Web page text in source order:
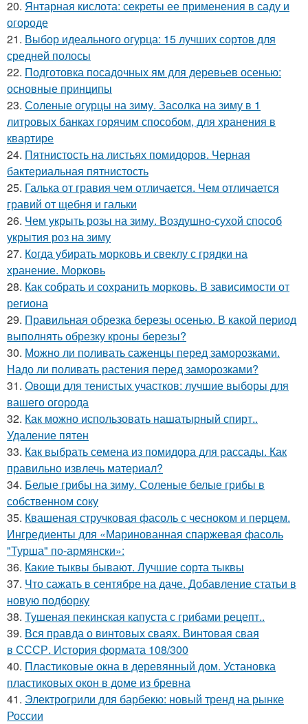
20. Янтарная кислота: секреты ее применения в саду и
огороде
21. Выбор идеального огурца: 15 лучших сортов для
средней полосы
22. Подготовка посадочных ям для деревьев осенью:
основные принципы
23. Соленые огурцы на зиму. Засолка на зиму в 1
литровых банках горячим способом, для хранения в
квартире
24. Пятнистость на листьях помидоров. Черная
бактериальная пятнистость
25. Галька от гравия чем отличается. Чем отличается
гравий от щебня и гальки
26. Чем укрыть розы на зиму. Воздушно-сухой способ
укрытия роз на зиму
27. Когда убирать морковь и свеклу с грядки на
хранение. Морковь
28. Как собрать и сохранить морковь. В зависимости от
региона
29. Правильная обрезка березы осенью. В какой период
выполнять обрезку кроны березы?
30. Можно ли поливать саженцы перед заморозками.
Надо ли поливать растения перед заморозками?
31. Овощи для тенистых участков: лучшие выборы для
вашего огорода
32. Как можно использовать нашатырный спирт..
Удаление пятен
33. Как выбрать семена из помидора для рассады. Как
правильно извлечь материал?
34. Белые грибы на зиму. Соленые белые грибы в
собственном соку
35. Квашеная стручковая фасоль с чесноком и перцем.
Ингредиенты для «Маринованная спаржевая фасоль
"Турша" по-армянски»:
36. Какие тыквы бывают. Лучшие сорта тыквы
37. Что сажать в сентябре на даче. Добавление статьи в
новую подборку
38. Тушеная пекинская капуста с грибами рецепт..
39. Вся правда о винтовых сваях. Винтовая свая
в СССР. История формата 108/300
40. Пластиковые окна в деревянный дом. Установка
пластиковых окон в доме из бревна
41. Электрогрили для барбекю: новый тренд на рынке
России